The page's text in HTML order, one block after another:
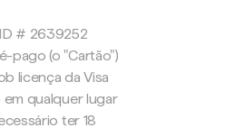
ID # 2639252
pago (o "Cartão")
licença da Visa
em qualquer lugar
ter 18